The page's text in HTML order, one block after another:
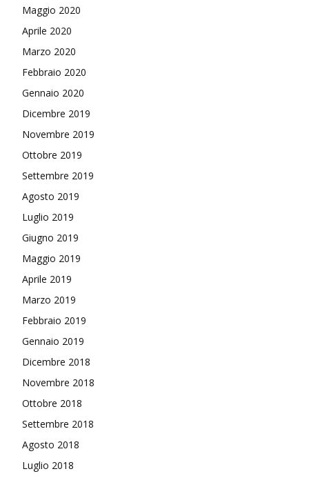
Maggio 2020
Aprile 2020
Marzo 2020
Febbraio 2020
Gennaio 2020
Dicembre 2019
Novembre 2019
Ottobre 2019
Settembre 2019
Agosto 2019
Luglio 2019
Giugno 2019
Maggio 2019
Aprile 2019
Marzo 2019
Febbraio 2019
Gennaio 2019
Dicembre 2018
Novembre 2018
Ottobre 2018
Settembre 2018
Agosto 2018
Luglio 2018